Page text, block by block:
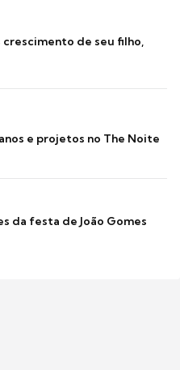
de seu filho,
e projetos no The Noite
da festa de João Gomes